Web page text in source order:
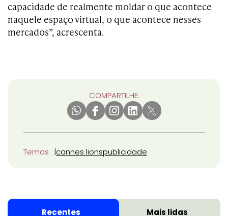
capacidade de realmente moldar o que acontece
naquele espaço virtual, o que acontece nesses
mercados”, acrescenta.
COMPARTILHE:
Temas cannes lionspublicidade
Recentes Mais lidas